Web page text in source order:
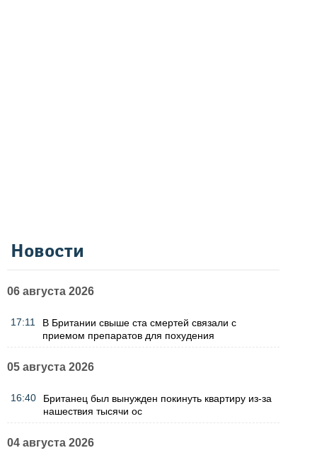
Новости
06 августа 2026
17:11
В Британии свыше ста смертей связали с
приемом препаратов для похудения
05 августа 2026
16:40
Британец был вынужден покинуть квартиру из-за
нашествия тысячи ос
04 августа 2026